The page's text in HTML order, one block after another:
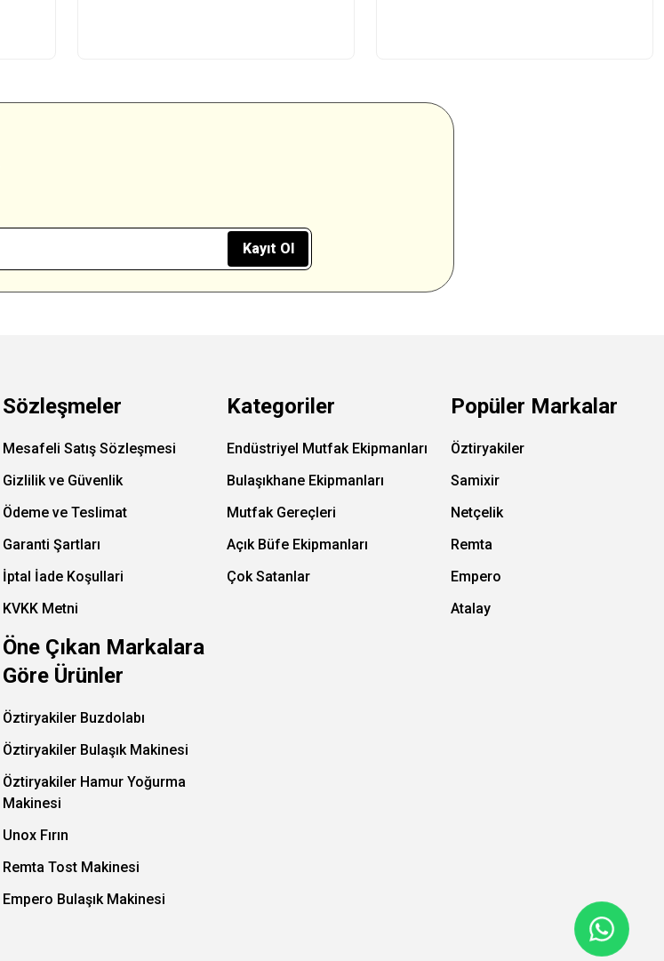
Kayıt Ol
Sözleşmeler
Mesafeli Satış Sözleşmesi
Gizlilik ve Güvenlik
Ödeme ve Teslimat
Garanti Şartları
İptal İade Koşullari
KVKK Metni
Kategoriler
Endüstriyel Mutfak Ekipmanları
Bulaşıkhane Ekipmanları
Mutfak Gereçleri
Açık Büfe Ekipmanları
Çok Satanlar
Popüler Markalar
Öztiryakiler
Samixir
Netçelik
Remta
Empero
Atalay
Öne Çıkan Markalara
Göre Ürünler
Öztiryakiler Buzdolabı
Öztiryakiler Bulaşık Makinesi
Öztiryakiler Hamur Yoğurma
Makinesi
Unox Fırın
Remta Tost Makinesi
Empero Bulaşık Makinesi